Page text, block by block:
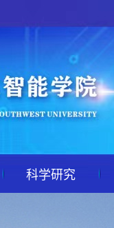
科学研究